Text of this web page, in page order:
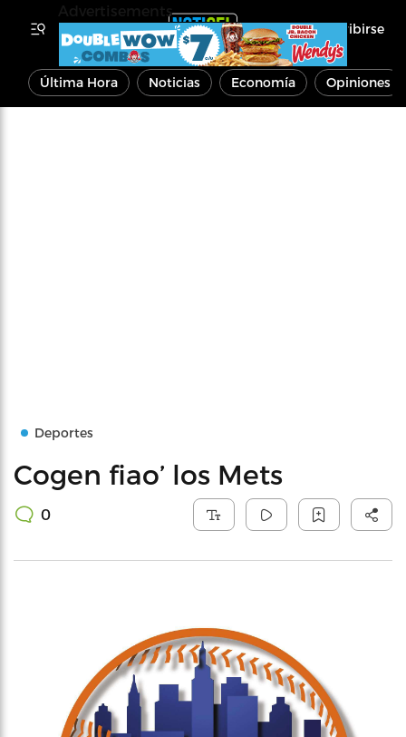
Inscribirse
Última Hora Noticias Economía Opiniones
Deportes
Cogen fiao’ los Mets
0
Advertisements